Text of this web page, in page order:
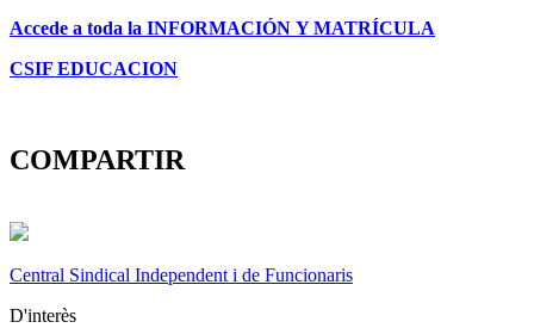
Accede a toda la INFORMACIÓN Y MATRÍCULA
CSIF EDUCACION
COMPARTIR
Central Sindical Independent i de Funcionaris
D'interès